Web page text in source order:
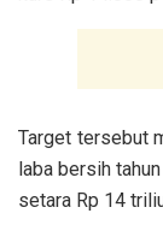
Target tersebut
laba bersih
setara Rp 14